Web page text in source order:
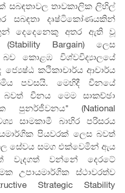
සබඳතාවල තාවකාලික ලිහිල්
සබඳතා දෘෂ්ටිකෝණයකින්
දෙදෙනෙකු අතර ඇති වූ
Bargain) ලෙස
කොළඹ විශ්වවිද්‍යාලයේ
ජ්‍යෙෂ්ඨ කථිකාචාර්ය ආචාර්ය
පවසයි. මෙහිදී චීනයේ
චීනය මෙම සාකච්ඡා
(National
සාමකාමී බාහිර පරිසරය
පියවරක් ලෙස බවත්
සේවය සමග එක්වෙමින් ඇය
වැදගත් වන්නේ දෙරටේ
උපායමාර්ගික ස්ථාවරත්ව
Strategic Stability